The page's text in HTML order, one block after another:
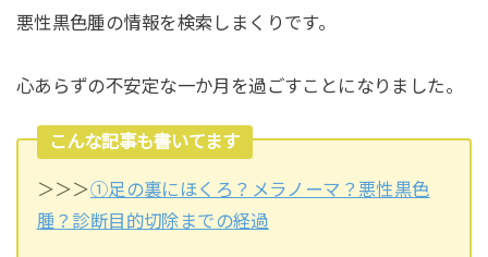
悪性黒色腫の情報を検索しまくりです。
心あらずの不安定な一か月を過ごすことになりました。
こんな記事も書いてます
＞＞＞①足の裏にほくろ？メラノーマ？悪性黒色
腫？診断目的切除までの経過